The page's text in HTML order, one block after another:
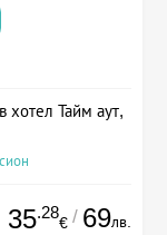
хотел Тайм аут,
35.28
€ / 69лв.